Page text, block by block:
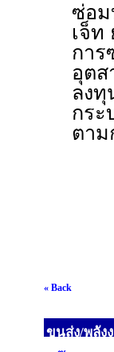
ซ่อม
เจ็ท
การ
อุตส
ลงทุ
กระ
ตาม
« Back
ขนส่ง/พลัง